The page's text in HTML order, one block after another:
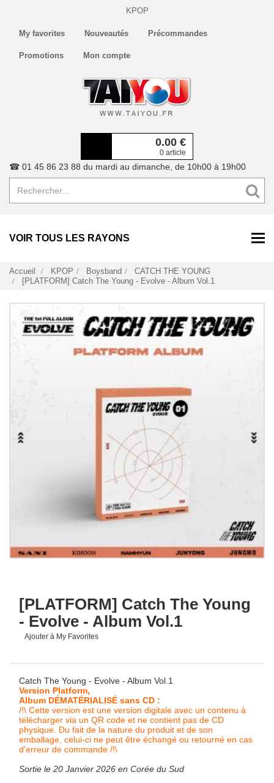
KPOP
My favorites Nouveautés Précommandes
Promotions Mon compte
0.00 €
0 article
☎ 01 45 86 23 88 du mardi au dimanche, de 10h00 à 19h00
VOIR TOUS LES RAYONS
Accueil KPOP Boysband
CATCH THE YOUNG
[PLATFORM] Catch The Young - Evolve - Album Vol.1
[PLATFORM] Catch The Young
- Evolve - Album Vol.1
Ajouter à My Favorites
Catch The Young - Evolve - Album Vol.1
Version Platform,
Album DÉMATÉRIALISÉ sans CD :
/!\ Cette version est une version digitale avec un contenu à
télécharger via un QR code et ne contient pas de CD
physique. Du fait de la nature du produit et de son
emballage, celui-ci ne peut être échangé ou retourné en cas
d'erreur de commande /!\
Sortie le 20 Janvier 2026 en Corée du Sud